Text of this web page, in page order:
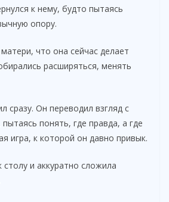
к нему, будто пытаясь
опору.
что она сейчас делает
расширяться, менять
сразу. Он переводил взгляд с
понять, где правда, а где
игра, к которой он давно привык.
и аккуратно сложила